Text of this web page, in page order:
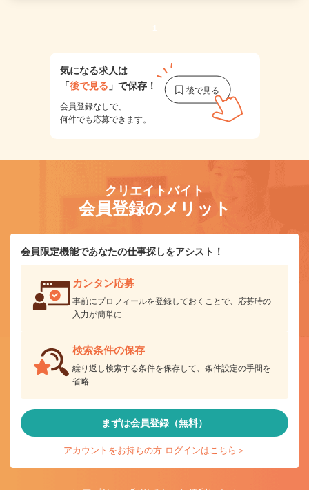
1
気になる求人は
「後で見る 」で保存！
会員登録なしで、
何件でも応募できます。
クリエイトバイト
会員登録のメリット
会員限定機能であなたの仕事探しをアシスト！
カンタン応募
事前にプロフィールを登録しておくことで、応募時の
入力が簡単に
検索条件の保存
繰り返し検索する条件を保存して、条件設定の手間を
省略
まずは会員登録（無料）
アカウントをお持ちの方 ログインはこちら＞